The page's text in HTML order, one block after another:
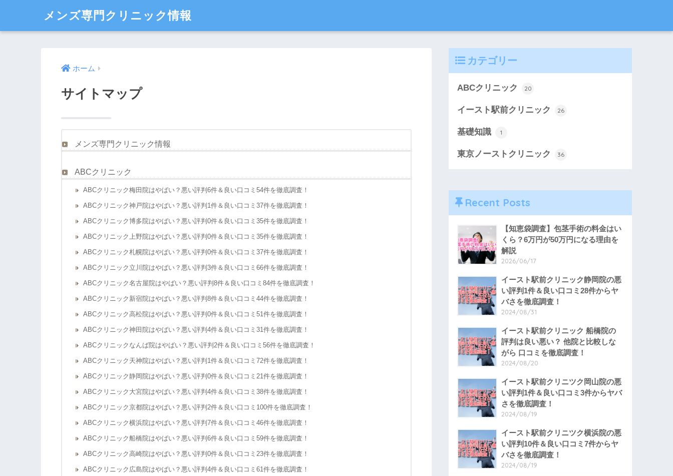
メンズ専門クリニック情報
ホーム
サイトマップ
メンズ専門クリニック情報
ABCクリニック
ABCクリニック梅田院はやばい？悪い評判6件＆良い口コミ54件を徹底調査！
ABCクリニック神戸院はやばい？悪い評判1件＆良い口コミ37件を徹底調査！
ABCクリニック博多院はやばい？悪い評判0件＆良い口コミ35件を徹底調査！
ABCクリニック上野院はやばい？悪い評判0件＆良い口コミ35件を徹底調査！
ABCクリニック札幌院はやばい？悪い評判0件＆良い口コミ37件を徹底調査！
ABCクリニック立川院はやばい？悪い評判3件＆良い口コミ66件を徹底調査！
ABCクリニック名古屋院はやばい？悪い評判8件＆良い口コミ84件を徹底調査！
ABCクリニック新宿院はやばい？悪い評判8件＆良い口コミ44件を徹底調査！
ABCクリニック高松院はやばい？悪い評判0件＆良い口コミ51件を徹底調査！
ABCクリニック神田院はやばい？悪い評判4件＆良い口コミ31件を徹底調査！
ABCクリニックなんば院はやばい？悪い評判2件＆良い口コミ56件を徹底調査！
ABCクリニック天神院はやばい？悪い評判1件＆良い口コミ72件を徹底調査！
ABCクリニック静岡院はやばい？悪い評判0件＆良い口コミ21件を徹底調査！
ABCクリニック大宮院はやばい？悪い評判4件＆良い口コミ38件を徹底調査！
ABCクリニック京都院はやばい？悪い評判2件＆良い口コミ100件を徹底調査！
ABCクリニック横浜院はやばい？悪い評判7件＆良い口コミ46件を徹底調査！
ABCクリニック船橋院はやばい？悪い評判6件＆良い口コミ59件を徹底調査！
ABCクリニック高崎院はやばい？悪い評判0件＆良い口コミ23件を徹底調査！
ABCクリニック広島院はやばい？悪い評判4件＆良い口コミ61件を徹底調査！
カテゴリー
ABCクリニック 20
イースト駅前クリニック 26
基礎知識 1
東京ノーストクリニック 36
Recent Posts
【知恵袋調査】包茎手術の料金はい
くら？6万円が50万円になる理由を
解説
2026/06/17
イースト駅前クリニック静岡院の悪
い評判1件＆良い口コミ28件からヤ
バさを徹底調査！
2024/08/31
イースト駅前クリニック 船橋院の
評判は良い悪い？ 他院と比較しな
がら 口コミを徹底調査！
2024/08/20
イースト駅前クリニツク岡山院の悪
い評判1件＆良い口コミ3件からヤバ
さを徹底調査！
2024/08/19
イースト駅前クリニツク横浜院の悪
い評判10件＆良い口コミ7件からヤ
バさを徹底調査！
2024/08/19